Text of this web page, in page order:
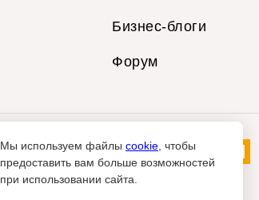
Бизнес-блоги
Форум
Мы используем файлы cookie , чтобы
предоставить вам больше возможностей
при использовании сайта.